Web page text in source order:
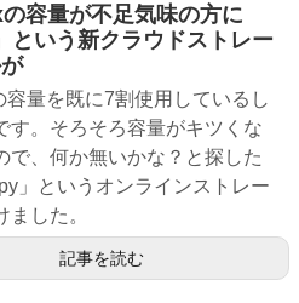
容量が不足気味の方に
という新クラウドストレー
容量を既に7割使用しているし
す。そろそろ容量がキツくな
で、何か無いかな？と探した
」というオンラインストレー
ました。
記事を読む